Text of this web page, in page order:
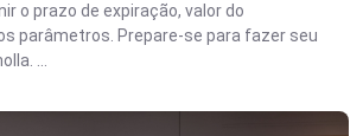
o prazo de expiração, valor do
parâmetros. Prepare-se para fazer seu
...